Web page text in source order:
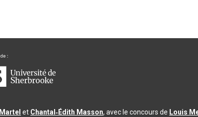
et Chantal‑Édith Masson, avec le concours de Louis